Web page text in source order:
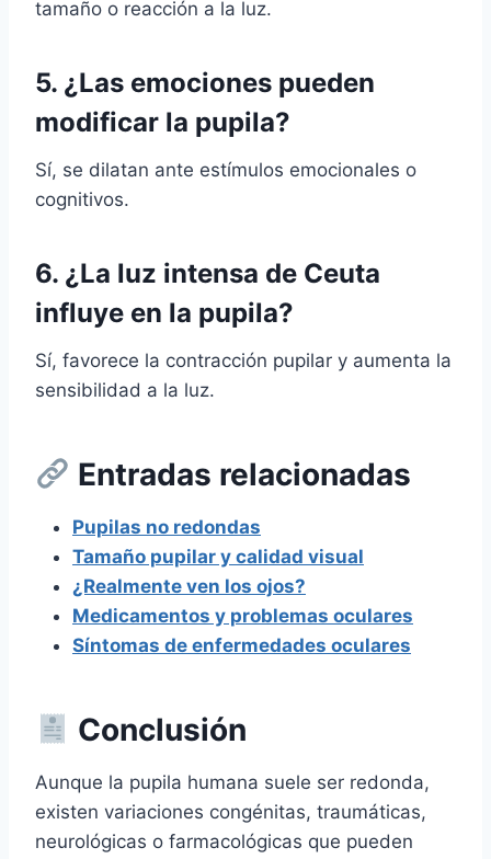
tamaño o reacción a la luz.
5. ¿Las emociones pueden
modificar la pupila?
Sí, se dilatan ante estímulos emocionales o
cognitivos.
6. ¿La luz intensa de Ceuta
influye en la pupila?
Sí, favorece la contracción pupilar y aumenta la
sensibilidad a la luz.
Entradas relacionadas
Pupilas no redondas
Tamaño pupilar y calidad visual
¿Realmente ven los ojos?
Medicamentos y problemas oculares
Síntomas de enfermedades oculares
Conclusión
Aunque la pupila humana suele ser redonda,
existen variaciones congénitas, traumáticas,
neurológicas o farmacológicas que pueden